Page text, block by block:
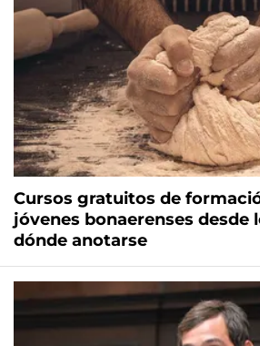
Cursos gratuitos de
jóvenes bonaerenses desde
dónde anotarse